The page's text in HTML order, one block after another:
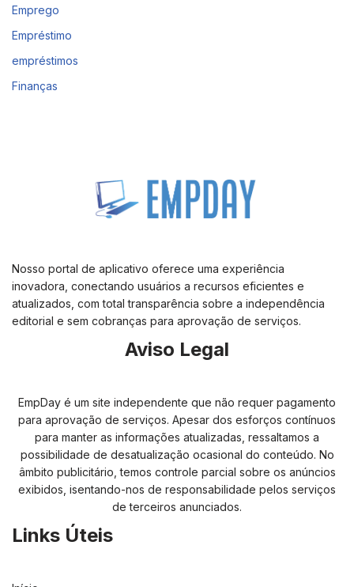
Emprego
Empréstimo
empréstimos
Finanças
Nosso portal de aplicativo oferece uma experiência
inovadora, conectando usuários a recursos eficientes e
atualizados, com total transparência sobre a independência
editorial e sem cobranças para aprovação de serviços.
Aviso Legal
EmpDay é um site independente que não requer pagamento
para aprovação de serviços. Apesar dos esforços contínuos
para manter as informações atualizadas, ressaltamos a
possibilidade de desatualização ocasional do conteúdo. No
âmbito publicitário, temos controle parcial sobre os anúncios
exibidos, isentando-nos de responsabilidade pelos serviços
de terceiros anunciados.
Links Úteis